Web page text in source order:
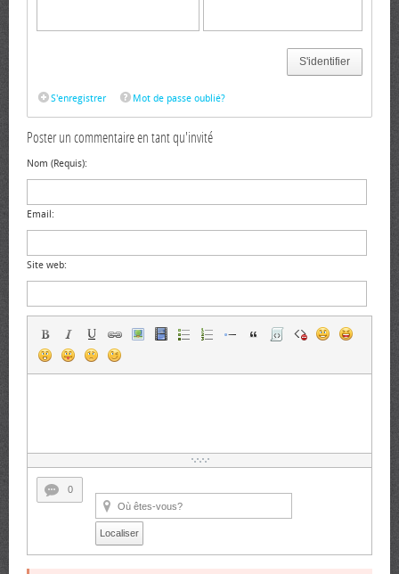
S'identifier
S'enregistrer Mot de passe oublié?
Poster un commentaire en tant qu'invité
Nom (Requis):
Email:
Site web:
0
Localiser